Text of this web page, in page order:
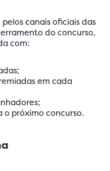
canais oficiais das
do concurso,
com:
em cada
o próximo concurso.